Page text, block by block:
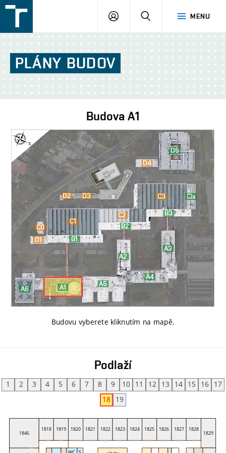
v
Brně
MENU
PŘIHLÁŠENÍ
PLÁNY BUDOV
Budova A1
Budovu vyberete kliknutím na mapě.
Podlaží
1 2 3 4 5 6 7 8 9 10 11 12 13 14 15 16
17
18
19